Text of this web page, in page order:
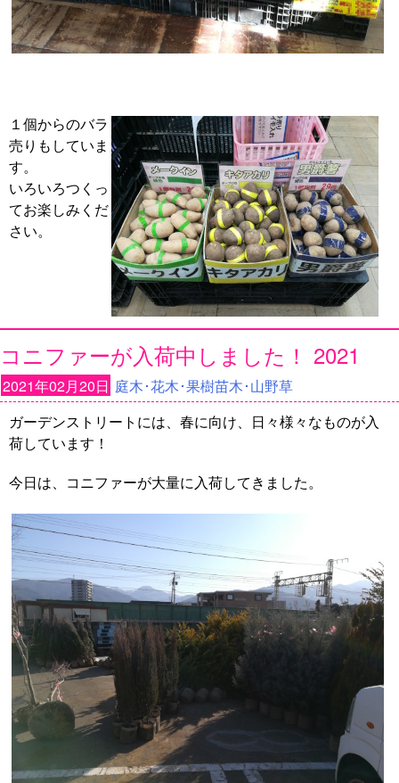
１個からのバラ
売りもしていま
す。
いろいろつくっ
てお楽しみくだ
さい。
コニファーが入荷中しました！ 2021
2021年02月20日 庭木･花木･果樹苗木･山野草
ガーデンストリートには、春に向け、日々様々なものが入
荷しています！
今日は、コニファーが大量に入荷してきました。